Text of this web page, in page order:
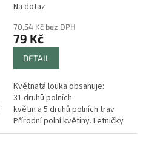
Na dotaz
70,54 Kč bez DPH
79 Kč
DETAIL
Květnatá louka obsahuje:
31 druhů polních
květin a 5 druhů polních trav
Přírodní polní květiny. Letničky
nenáročné na půdu.